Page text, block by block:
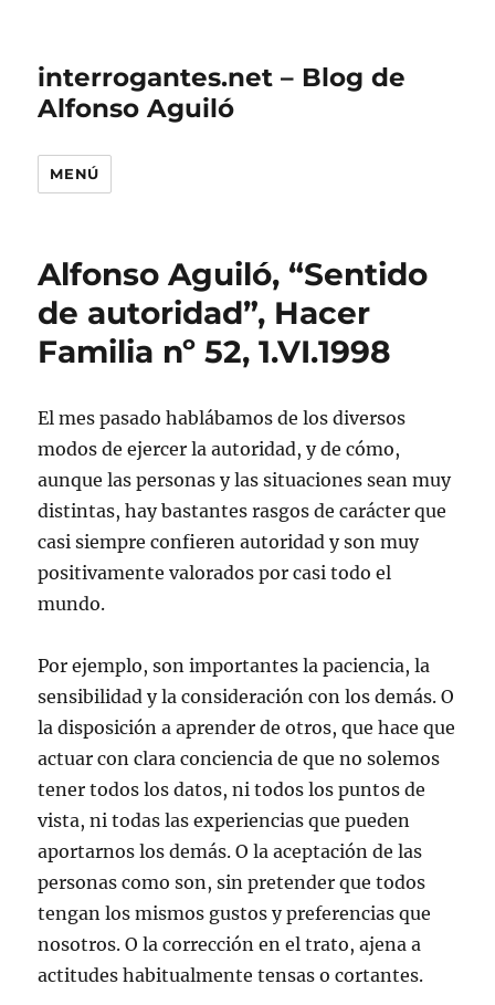
interrogantes.net – Blog de
Alfonso Aguiló
MENÚ
Alfonso Aguiló, “Sentido
de autoridad”, Hacer
Familia nº 52, 1.VI.1998
El mes pasado hablábamos de los diversos
modos de ejercer la autoridad, y de cómo,
aunque las personas y las situaciones sean muy
distintas, hay bastantes rasgos de carácter que
casi siempre confieren autoridad y son muy
positivamente valorados por casi todo el
mundo.
Por ejemplo, son importantes la paciencia, la
sensibilidad y la consideración con los demás. O
la disposición a aprender de otros, que hace que
actuar con clara conciencia de que no solemos
tener todos los datos, ni todos los puntos de
vista, ni todas las experiencias que pueden
aportarnos los demás. O la aceptación de las
personas como son, sin pretender que todos
tengan los mismos gustos y preferencias que
nosotros. O la corrección en el trato, ajena a
actitudes habitualmente tensas o cortantes.